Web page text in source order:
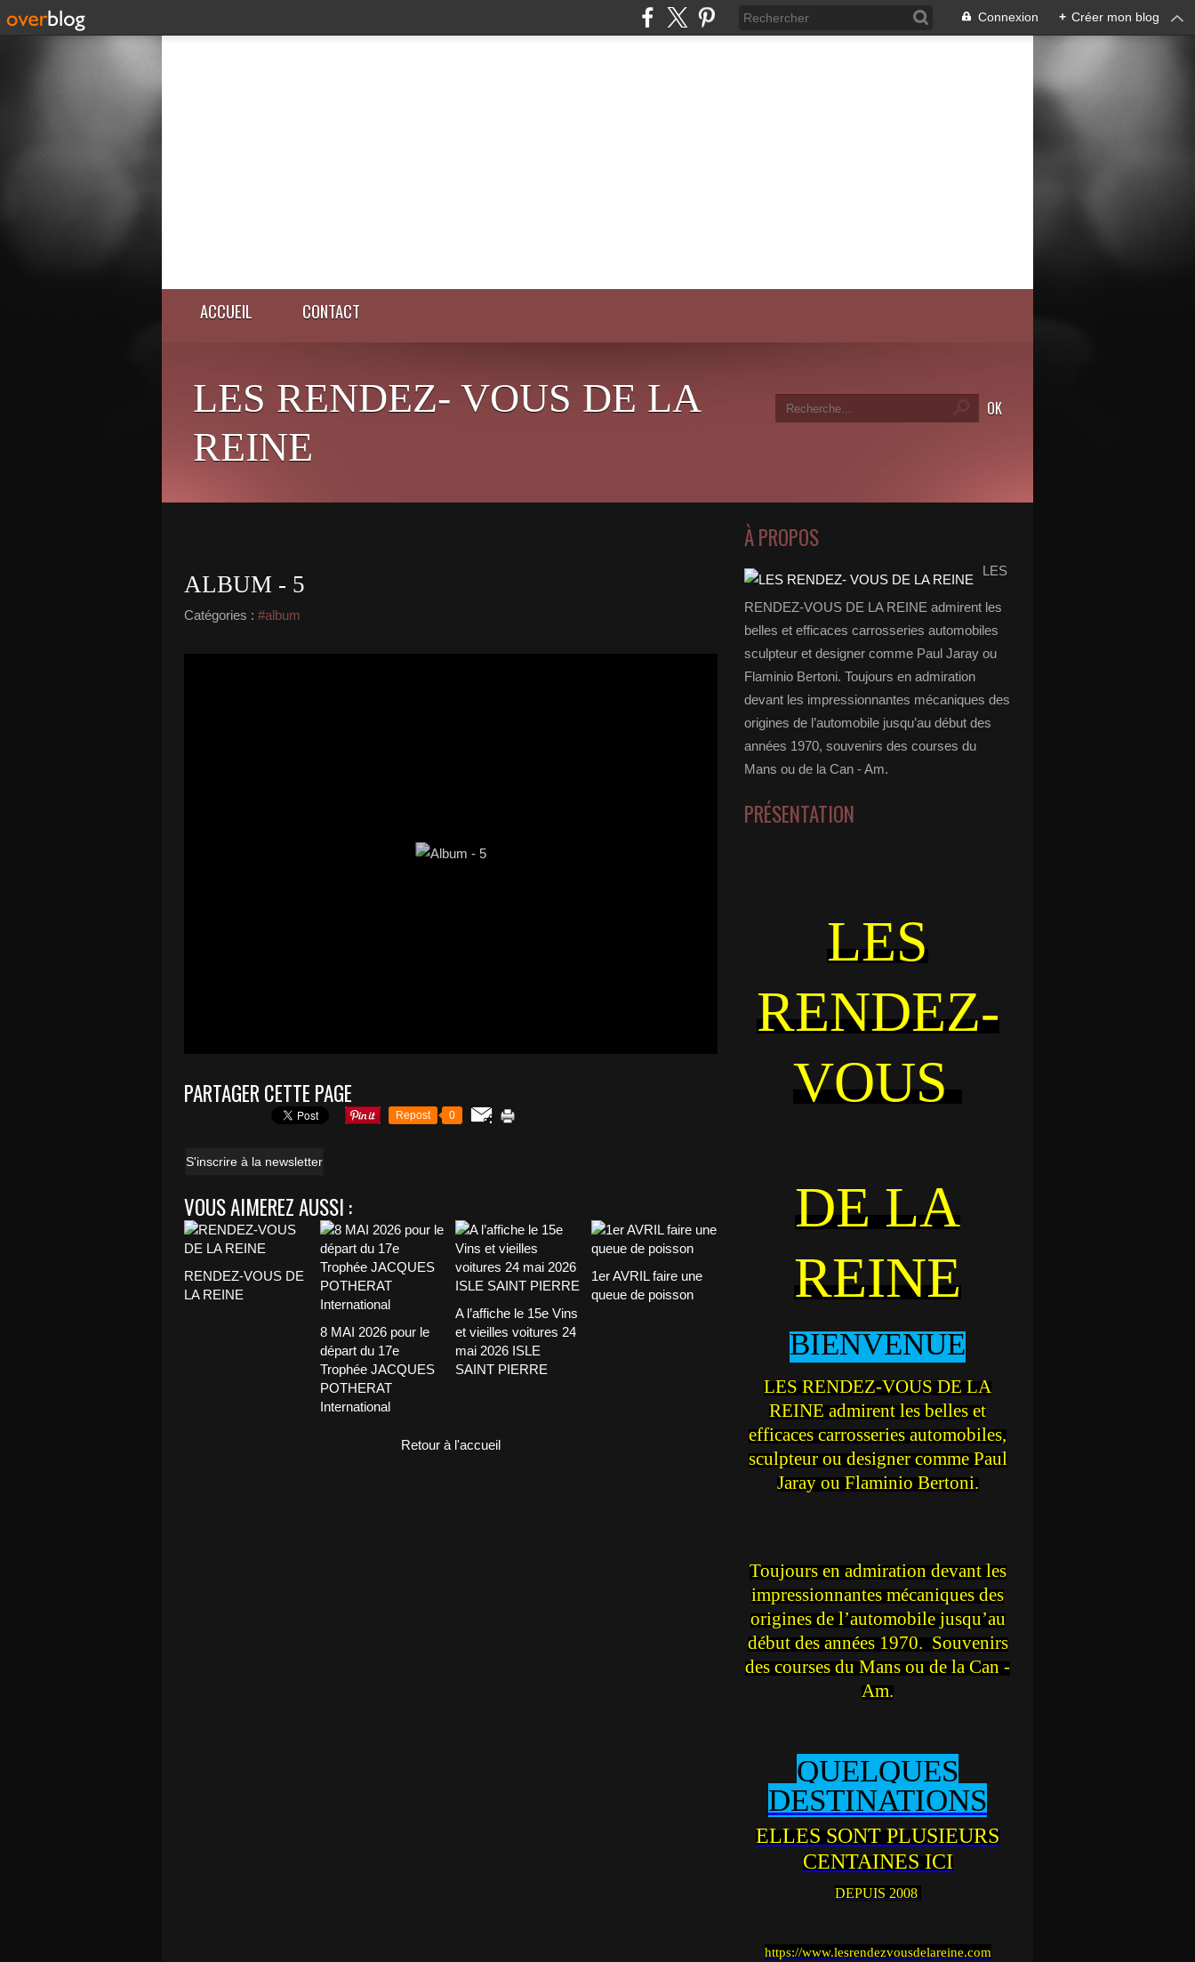
Connexion + Créer mon blog
ACCUEIL CONTACT
LES RENDEZ- VOUS DE LA
REINE
ALBUM - 5
Catégories : #album
PARTAGER CETTE PAGE
Repost 0
S'inscrire à la newsletter
VOUS AIMEREZ AUSSI :
RENDEZ-VOUS DE
LA REINE
8 MAI 2026 pour le
départ du 17e
Trophée JACQUES
POTHERAT
International
A l’affiche le 15e Vins
et vieilles voitures 24
mai 2026 ISLE
SAINT PIERRE
1er AVRIL faire une
queue de poisson
Retour à l'accueil
À PROPOS
LES
RENDEZ-VOUS DE LA REINE admirent les
belles et efficaces carrosseries automobiles
sculpteur et designer comme Paul Jaray ou
Flaminio Bertoni. Toujours en admiration
devant les impressionnantes mécaniques des
origines de l’automobile jusqu’au début des
années 1970, souvenirs des courses du
Mans ou de la Can - Am.
PRÉSENTATION
LES
RENDEZ-
VOUS
DE LA
REINE
BIENVENUE
LES RENDEZ-VOUS DE LA
REINE admirent les belles et
efficaces carrosseries automobiles,
sculpteur ou designer comme Paul
Jaray ou Flaminio Bertoni.
Toujours en admiration devant les
impressionnantes mécaniques des
origines de l’automobile jusqu’au
début des années 1970. Souvenirs
des courses du Mans ou de la Can -
Am.
QUELQUES
DESTINATIONS
ELLES SONT PLUSIEURS
CENTAINES ICI
DEPUIS 2008
https://www.lesrendezvousdelareine.com